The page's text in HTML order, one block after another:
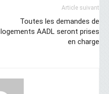
Article suivant
Toutes les demandes de
logements AADL seront prises
en charge